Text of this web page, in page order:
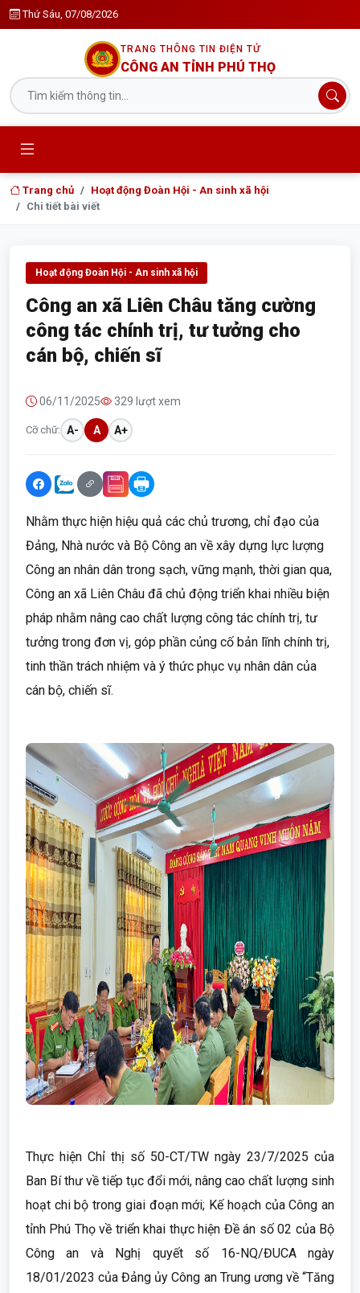
Thứ Sáu, 07/08/2026
TRANG THÔNG TIN ĐIỆN TỬ
CÔNG AN TỈNH PHÚ THỌ
Trang chủ
Hoạt động Đoàn Hội - An sinh xã hội
Chi tiết bài viết
Hoạt động Đoàn Hội - An sinh xã hội
Công an xã Liên Châu tăng cường
công tác chính trị, tư tưởng cho
cán bộ, chiến sĩ
06/11/2025 329 lượt xem
Cỡ chữ: A- A A+
Nhằm thực hiện hiệu quả các chủ trương, chỉ đạo của
Đảng, Nhà nước và Bộ Công an về xây dựng lực lượng
Công an nhân dân trong sạch, vững mạnh, thời gian qua,
Công an xã Liên Châu đã chủ động triển khai nhiều biện
pháp nhằm nâng cao chất lượng công tác chính trị, tư
tưởng trong đơn vị, góp phần củng cố bản lĩnh chính trị,
tinh thần trách nhiệm và ý thức phục vụ nhân dân của
cán bộ, chiến sĩ.
Thực hiện Chỉ thị số 50-CT/TW ngày 23/7/2025 của
Ban Bí thư về tiếp tục đổi mới, nâng cao chất lượng sinh
hoạt chi bộ trong giai đoạn mới; Kế hoạch của Công an
tỉnh Phú Thọ về triển khai thực hiện Đề án số 02 của Bộ
Công an và Nghị quyết số 16-NQ/ĐUCA ngày
18/01/2023 của Đảng ủy Công an Trung ương về “Tăng